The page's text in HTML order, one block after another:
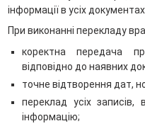
інформації в усіх
При виконанні перекладу
коректна передача
відповідно до наявних
точне відтворення дат,
переклад усіх
інформацію;